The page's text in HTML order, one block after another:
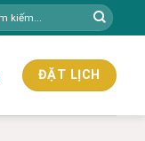
ĐẶT LỊCH